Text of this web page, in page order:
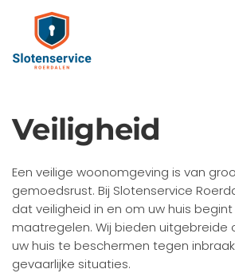
Skip
to
Veiligheid
Een veilige woonomgeving is van
gemoedsrust. Bij Slotenservice
dat veiligheid in en om uw huis
maatregelen. Wij bieden uitgebreide
uw huis te beschermen tegen
gevaarlijke situaties.